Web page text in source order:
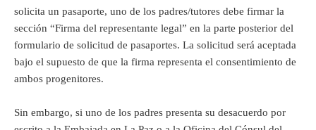
solicita un pasaporte, uno de los padres/tutores debe firmar la
sección “Firma del representante legal” en la parte posterior del
formulario de solicitud de pasaportes. La solicitud será aceptada
bajo el supuesto de que la firma representa el consentimiento de
ambos progenitores.
Sin embargo, si uno de los padres presenta su desacuerdo por